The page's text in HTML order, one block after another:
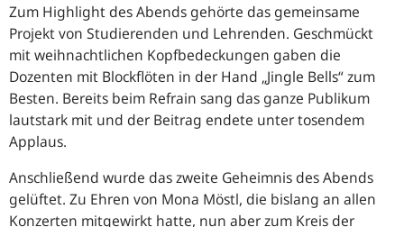
Zum Highlight des Abends gehörte das gemeinsame
Projekt von Studierenden und Lehrenden. Geschmückt
mit weihnachtlichen Kopfbedeckungen gaben die
Dozenten mit Blockflöten in der Hand „Jingle Bells“ zum
Besten. Bereits beim Refrain sang das ganze Publikum
lautstark mit und der Beitrag endete unter tosendem
Applaus.
Anschließend wurde das zweite Geheimnis des Abends
gelüftet. Zu Ehren von Mona Möstl, die bislang an allen
Konzerten mitgewirkt hatte, nun aber zum Kreis der